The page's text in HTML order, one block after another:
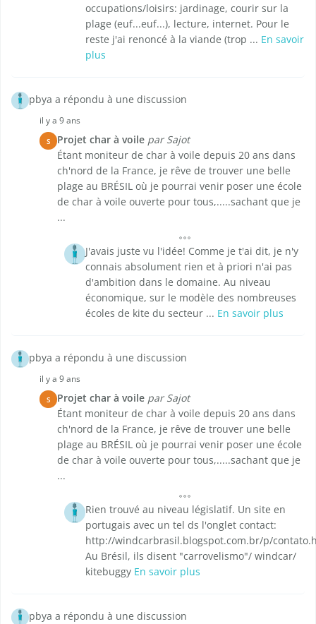
occupations/loisirs: jardinage, courir sur la
plage (euf...euf...), lecture, internet. Pour le
reste j'ai renoncé à la viande (trop ... En savoir
plus
pbya a répondu à une discussion
il y a 9 ans
S Projet char à voile par Sajot
Étant moniteur de char à voile depuis 20 ans dans
ch'nord de la France, je rêve de trouver une belle
plage au BRÉSIL où je pourrai venir poser une école
de char à voile ouverte pour tous,.....sachant que je
...
J'avais juste vu l'idée! Comme je t'ai dit, je n'y
connais absolument rien et à priori n'ai pas
d'ambition dans le domaine. Au niveau
économique, sur le modèle des nombreuses
écoles de kite du secteur ... En savoir plus
pbya a répondu à une discussion
il y a 9 ans
S Projet char à voile par Sajot
Étant moniteur de char à voile depuis 20 ans dans
ch'nord de la France, je rêve de trouver une belle
plage au BRÉSIL où je pourrai venir poser une école
de char à voile ouverte pour tous,.....sachant que je
...
Rien trouvé au niveau législatif. Un site en
portugais avec un tel ds l'onglet contact:
http://windcarbrasil.blogspot.com.br/p/
Au Brésil, ils disent "carrovelismo"/ windcar/
kitebuggy En savoir plus
pbya a répondu à une discussion